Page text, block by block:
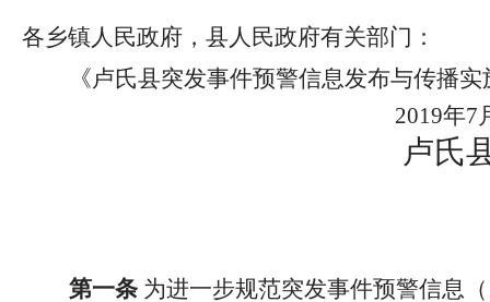
各乡镇人民政府，县人民政府有关部门：
《卢氏县突发事件预警信息发布与传播
2019年7
卢氏
第一条 为进一步规范突发事件预警信息